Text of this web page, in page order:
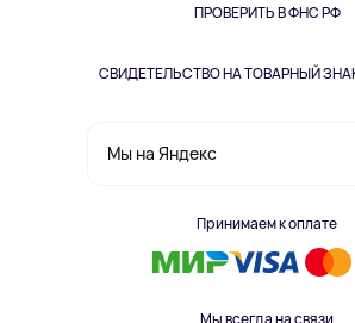
ПРОВЕРИТЬ В ФНС РФ
СВИДЕТЕЛЬСТВО НА ТОВАРНЫЙ
Мы на Яндекс
Принимаем к оплате
Мы всегда на связи
Одежда и аксессуары